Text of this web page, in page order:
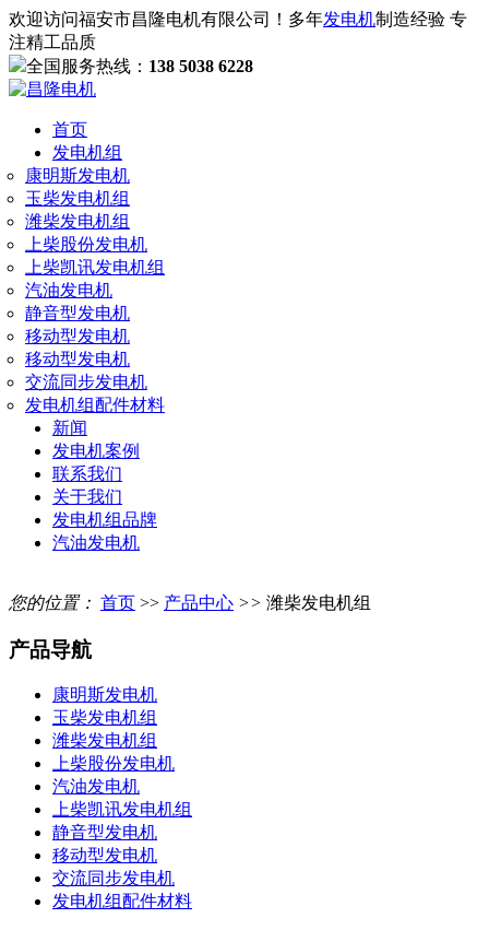
欢迎访问福安市昌隆电机有限公司！多年发电机制造经验 专
注精工品质
全国服务热线： 138 5038 6228
首页
发电机组
康明斯发电机
玉柴发电机组
潍柴发电机组
上柴股份发电机
上柴凯讯发电机组
汽油发电机
静音型发电机
移动型发电机
移动型发电机
交流同步发电机
发电机组配件材料
新闻
发电机案例
联系我们
关于我们
发电机组品牌
汽油发电机
您的位置： 首页 >> 产品中心 >> 潍柴发电机组
产品导航
康明斯发电机
玉柴发电机组
潍柴发电机组
上柴股份发电机
汽油发电机
上柴凯讯发电机组
静音型发电机
移动型发电机
交流同步发电机
发电机组配件材料